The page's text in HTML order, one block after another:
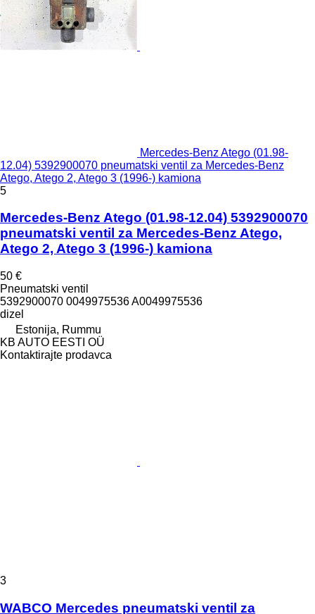
Mercedes-Benz Atego (01.98-
12.04) 5392900070 pneumatski ventil za Mercedes-Benz
Atego, Atego 2, Atego 3 (1996-) kamiona
5
Mercedes-Benz Atego (01.98-12.04) 5392900070
pneumatski ventil za Mercedes-Benz Atego,
Atego 2, Atego 3 (1996-) kamiona
50 €
Pneumatski ventil
5392900070 0049975536 A0049975536
dizel
Estonija, Rummu
KB AUTO EESTI OÜ
Kontaktirajte prodavca
3
WABCO Mercedes pneumatski ventil za